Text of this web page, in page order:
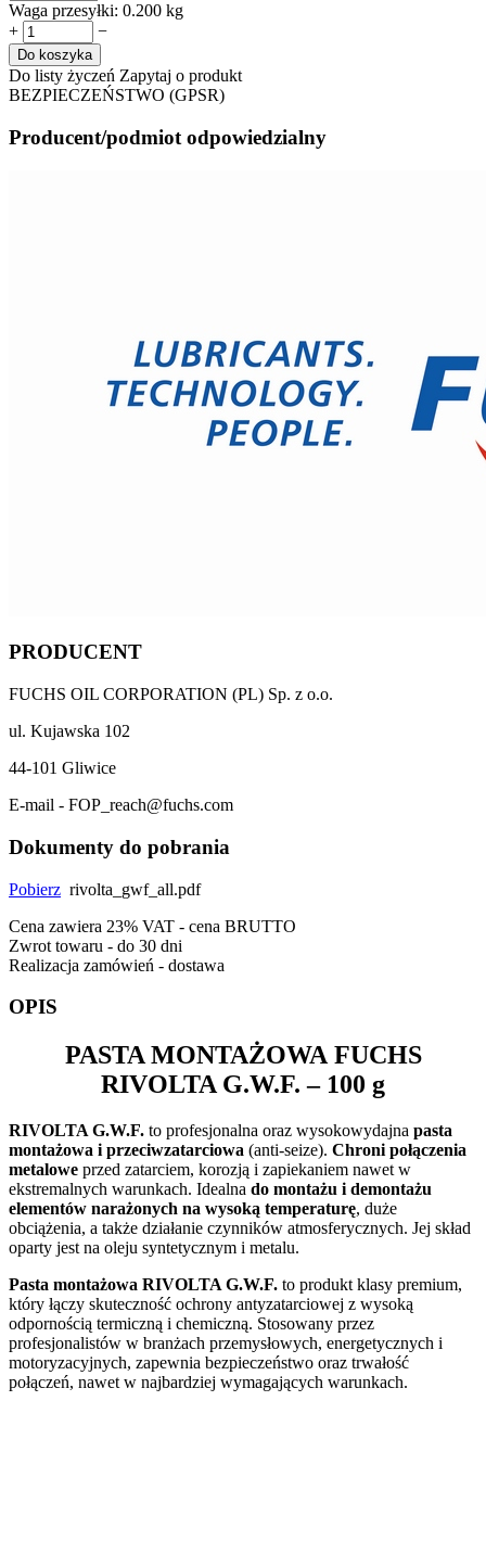
Waga przesyłki: 0.200 kg
+
−
Do koszyka
Do listy życzeń Zapytaj o produkt
BEZPIECZEŃSTWO (GPSR)
Producent/podmiot odpowiedzialny
PRODUCENT
FUCHS OIL CORPORATION (PL) Sp. z o.o.
ul. Kujawska 102
44-101 Gliwice
E-mail - FOP_reach@fuchs.com
Dokumenty do pobrania
Pobierz rivolta_gwf_all.pdf
Cena zawiera 23% VAT - cena BRUTTO
Zwrot towaru - do 30 dni
Realizacja zamówień - dostawa
OPIS
PASTA MONTAŻOWA FUCHS
RIVOLTA G.W.F. – 100 g
RIVOLTA G.W.F. to profesjonalna oraz wysokowydajna pasta
montażowa i przeciwzatarciowa (anti-seize). Chroni połączenia
metalowe przed zatarciem, korozją i zapiekaniem nawet w
ekstremalnych warunkach. Idealna do montażu i demontażu
elementów narażonych na wysoką temperaturę, duże
obciążenia, a także działanie czynników atmosferycznych. Jej skład
oparty jest na oleju syntetycznym i metalu.
Pasta montażowa RIVOLTA G.W.F. to produkt klasy premium,
który łączy skuteczność ochrony antyzatarciowej z wysoką
odpornością termiczną i chemiczną. Stosowany przez
profesjonalistów w branżach przemysłowych, energetycznych i
motoryzacyjnych, zapewnia bezpieczeństwo oraz trwałość
połączeń, nawet w najbardziej wymagających warunkach.